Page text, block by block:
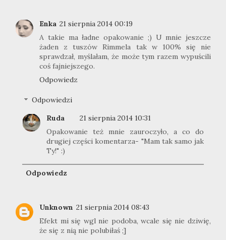
Enka 21 sierpnia 2014 00:19
A takie ma ładne opakowanie ;) U mnie jeszcze
żaden z tuszów Rimmela tak w 100% się nie
sprawdzał, myślałam, że może tym razem wypuścili
coś fajniejszego.
Odpowiedz
Odpowiedzi
Ruda
21 sierpnia 2014 10:31
Opakowanie też mnie zauroczyło, a co do
drugiej części komentarza- "Mam tak samo jak
Ty!" :)
Odpowiedz
Unknown 21 sierpnia 2014 08:43
Efekt mi się wgl nie podoba, wcale się nie dziwię,
że się z nią nie polubiłaś ;]